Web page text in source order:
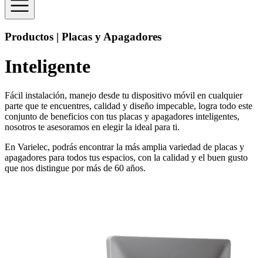
Productos | Placas y Apagadores
Inteligente
Fácil instalación, manejo desde tu dispositivo móvil en cualquier
parte que te encuentres, calidad y diseño impecable, logra todo este
conjunto de beneficios con tus placas y apagadores inteligentes,
nosotros te asesoramos en elegir la ideal para ti.
En Varielec, podrás encontrar la más amplia variedad de placas y
apagadores para todos tus espacios, con la calidad y el buen gusto
que nos distingue por más de 60 años.